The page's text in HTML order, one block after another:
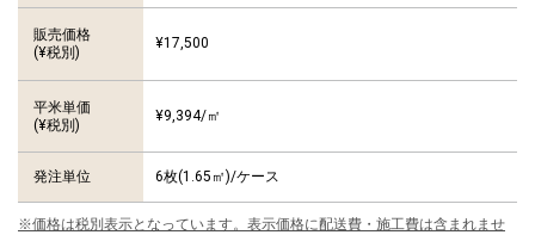
販売価格
(¥税別)
¥17,500
平米単価
(¥税別)
¥9,394/㎡
発注単位 6枚(1.65㎡)/ケース
※価格は税別表示となっています。表示価格に配送費・施工費は含まれませ